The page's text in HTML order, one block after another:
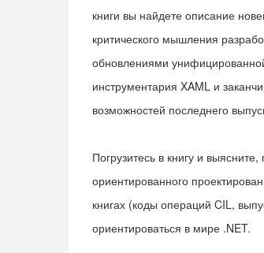
книги вы найдете описание
критического мышления
обновлениями
инструментария XAML и
возможностей последнего
Погрузитесь в книгу и
ориентированного
книгах (коды операций CIL,
ориентироваться в мире .NET.